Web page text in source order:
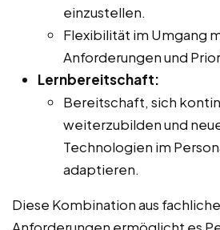
einzustellen.
Flexibilität im Umgang
Anforderungen und
Lernbereitschaft:
Bereitschaft, sich
weiterzubilden und
Technologien im
adaptieren.
Diese Kombination aus